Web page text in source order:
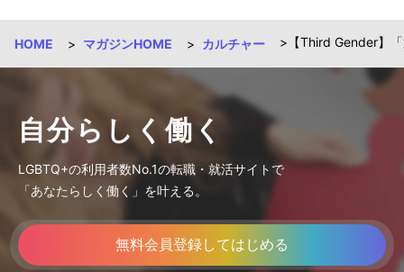
HOME マガジンHOME カルチャー 【Third Gender】
自分らしく働く
LGBTQ+の利用者数No.1の転職・就活サイトで
「あなたらしく働く」を叶える。
無料会員登録してはじめる